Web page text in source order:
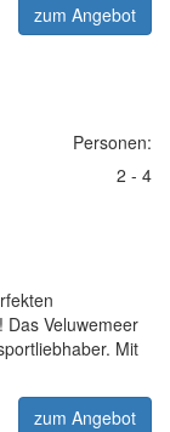
zum Angebot
Personen:
2 - 4
Das Veluwemeer
Mit
zum Angebot